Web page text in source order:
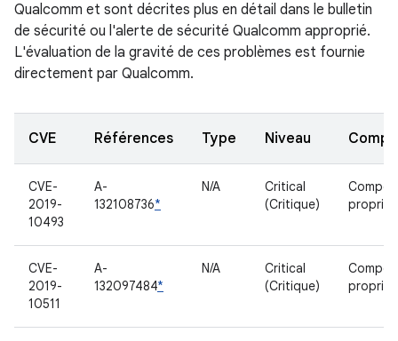
Qualcomm et sont décrites plus en détail dans le bulletin
de sécurité ou l'alerte de sécurité Qualcomm approprié.
L'évaluation de la gravité de ces problèmes est fournie
directement par Qualcomm.
CVE Références Type Niveau
CVE-
2019-
10493
A-
132108736*
N/A
Critical
(Critique)
CVE-
2019-
10511
A-
132097484*
N/A
Critical
(Critique)